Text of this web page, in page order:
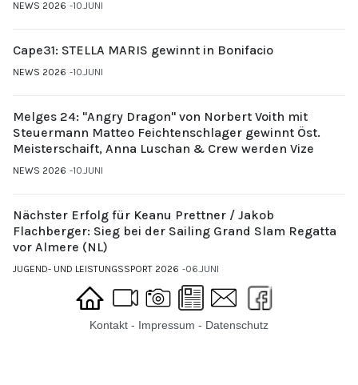
NEWS 2026 10.JUNI
Cape31: STELLA MARIS gewinnt in Bonifacio
NEWS 2026 10.JUNI
Melges 24: "Angry Dragon" von Norbert Voith mit
Steuermann Matteo Feichtenschlager gewinnt Öst.
Meisterschaift, Anna Luschan & Crew werden Vize
NEWS 2026 10.JUNI
Nächster Erfolg für Keanu Prettner / Jakob
Flachberger: Sieg bei der Sailing Grand Slam Regatta
vor Almere (NL)
JUGEND- UND LEISTUNGSSPORT 2026 06.JUNI
Kontakt - Impressum - Datenschutz